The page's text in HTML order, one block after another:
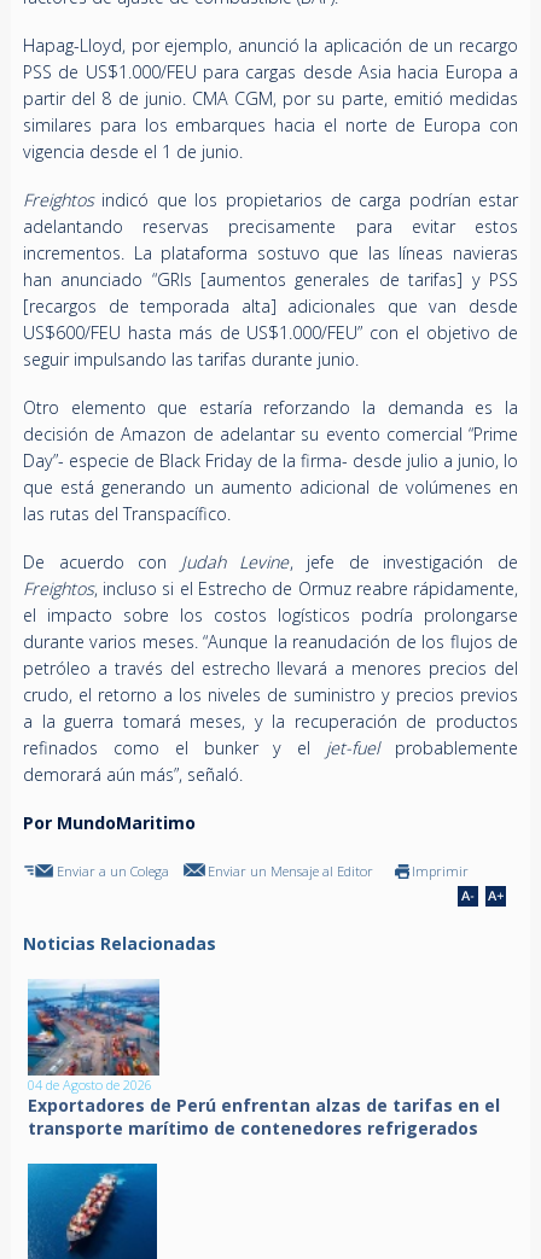
Hapag-Lloyd, por ejemplo, anunció la aplicación de un recargo
PSS de US$1.000/FEU para cargas desde Asia hacia Europa a
partir del 8 de junio. CMA CGM, por su parte, emitió medidas
similares para los embarques hacia el norte de Europa con
vigencia desde el 1 de junio.
Freightos indicó que los propietarios de carga podrían estar
adelantando reservas precisamente para evitar estos
incrementos. La plataforma sostuvo que las líneas navieras
han anunciado “GRIs [aumentos generales de tarifas] y PSS
[recargos de temporada alta] adicionales que van desde
US$600/FEU hasta más de US$1.000/FEU” con el objetivo de
seguir impulsando las tarifas durante junio.
Otro elemento que estaría reforzando la demanda es la
decisión de Amazon de adelantar su evento comercial “Prime
Day”- especie de Black Friday de la firma- desde julio a junio, lo
que está generando un aumento adicional de volúmenes en
las rutas del Transpacífico.
De acuerdo con Judah Levine, jefe de investigación de
Freightos, incluso si el Estrecho de Ormuz reabre rápidamente,
el impacto sobre los costos logísticos podría prolongarse
durante varios meses. “Aunque la reanudación de los flujos de
petróleo a través del estrecho llevará a menores precios del
crudo, el retorno a los niveles de suministro y precios previos
a la guerra tomará meses, y la recuperación de productos
refinados como el bunker y el jet-fuelprobablemente
demorará aún más”, señaló.
Por MundoMaritimo
Enviar a un Colega Enviar un Mensaje al Editor Imprimir
Noticias Relacionadas
04 de Agosto de 2026
Exportadores de Perú enfrentan alzas de tarifas en el
transporte marítimo de contenedores refrigerados